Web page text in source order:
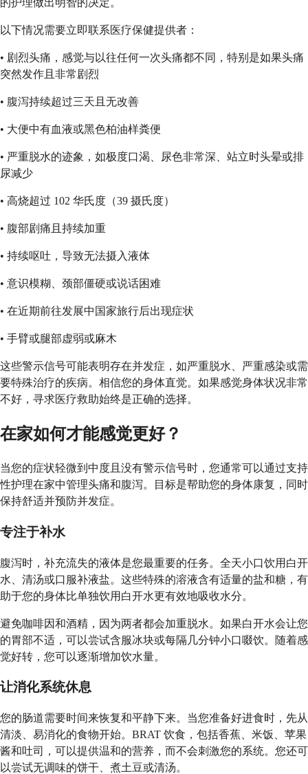
的护理做出明智的决定。
以下情况需要立即联系医疗保健提供者：
• 剧烈头痛，感觉与以往任何一次头痛都不同，特别是如果头痛
突然发作且非常剧烈
• 腹泻持续超过三天且无改善
• 大便中有血液或黑色柏油样粪便
• 严重脱水的迹象，如极度口渴、尿色非常深、站立时头晕或排
尿减少
• 高烧超过 102 华氏度（39 摄氏度）
• 腹部剧痛且持续加重
• 持续呕吐，导致无法摄入液体
• 意识模糊、颈部僵硬或说话困难
• 在近期前往发展中国家旅行后出现症状
• 手臂或腿部虚弱或麻木
这些警示信号可能表明存在并发症，如严重脱水、严重感染或需
要特殊治疗的疾病。相信您的身体直觉。如果感觉身体状况非常
不好，寻求医疗救助始终是正确的选择。
在家如何才能感觉更好？
当您的症状轻微到中度且没有警示信号时，您通常可以通过支持
性护理在家中管理头痛和腹泻。目标是帮助您的身体康复，同时
保持舒适并预防并发症。
专注于补水
腹泻时，补充流失的液体是您最重要的任务。全天小口饮用白开
水、清汤或口服补液盐。这些特殊的溶液含有适量的盐和糖，有
助于您的身体比单独饮用白开水更有效地吸收水分。
避免咖啡因和酒精，因为两者都会加重脱水。如果白开水会让您
的胃部不适，可以尝试含服冰块或每隔几分钟小口啜饮。随着感
觉好转，您可以逐渐增加饮水量。
让消化系统休息
您的肠道需要时间来恢复和平静下来。当您准备好进食时，先从
清淡、易消化的食物开始。BRAT 饮食，包括香蕉、米饭、苹果
酱和吐司，可以提供温和的营养，而不会刺激您的系统。您还可
以尝试无调味的饼干、煮土豆或清汤。